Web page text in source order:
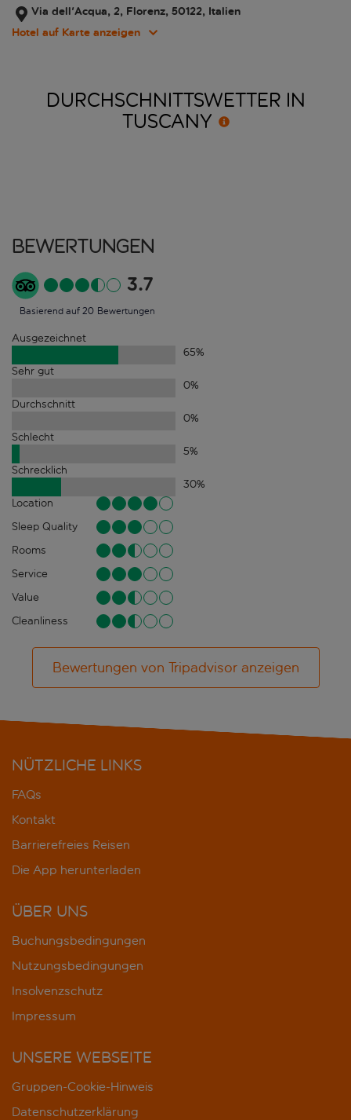
Via dell'Acqua, 2, Florenz, 50122, Italien
Hotel auf Karte anzeigen
DURCHSCHNITTSWETTER IN
TUSCANY
Bewertungen
3.7
Basierend auf 20 Bewertungen
Ausgezeichnet
65%
Sehr gut
0%
Durchschnitt
0%
Schlecht
5%
Schrecklich
30%
Location
Sleep Quality
Rooms
Service
Value
Cleanliness
Bewertungen von Tripadvisor anzeigen
NÜTZLICHE LINKS
FAQs
Kontakt
Barrierefreies Reisen
Die App herunterladen
ÜBER UNS
Buchungsbedingungen
Nutzungsbedingungen
Insolvenzschutz
Impressum
UNSERE WEBSEITE
Gruppen-Cookie-Hinweis
Datenschutzerklärung